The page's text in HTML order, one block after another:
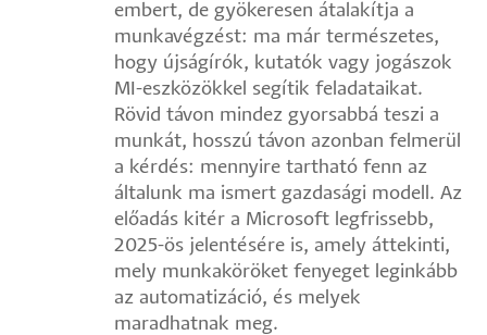
embert, de gyökeresen átalakítja a
munkavégzést: ma már természetes,
hogy újságírók, kutatók vagy jogászok
MI-eszközökkel segítik feladataikat.
Rövid távon mindez gyorsabbá teszi a
munkát, hosszú távon azonban felmerül
a kérdés: mennyire tartható fenn az
általunk ma ismert gazdasági modell. Az
előadás kitér a Microsoft legfrissebb,
2025-ös jelentésére is, amely áttekinti,
mely munkaköröket fenyeget leginkább
az automatizáció, és melyek
maradhatnak meg.